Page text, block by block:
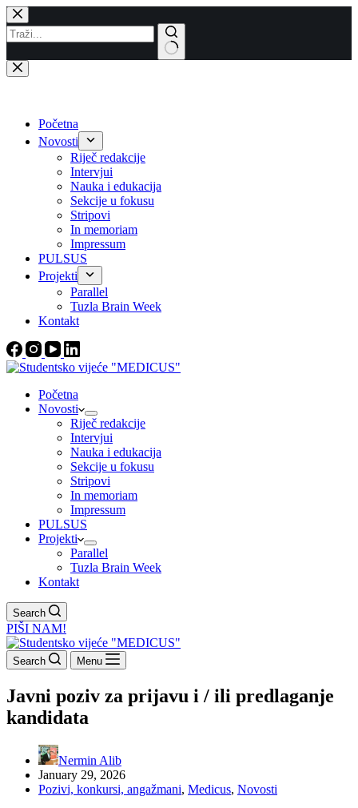
Skip
to
content
No
results
Početna
Novosti
Riječ redakcije
Intervjui
Nauka i edukacija
Sekcije u fokusu
Stripovi
In memoriam
Impressum
PULSUS
Projekti
Parallel
Tuzla Brain Week
Kontakt
Početna
Novosti
Riječ redakcije
Intervjui
Nauka i edukacija
Sekcije u fokusu
Stripovi
In memoriam
Impressum
PULSUS
Projekti
Parallel
Tuzla Brain Week
Kontakt
Search
PIŠI NAM!
Search Menu
Javni poziv za prijavu i / ili predlaganje
kandidata
Nermin Alib
January 29, 2026
Pozivi, konkursi, angažmani, Medicus, Novosti